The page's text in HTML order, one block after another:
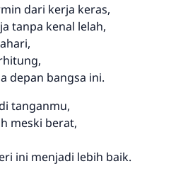
dari kerja keras,
tanpa kenal lelah,
depan bangsa ini.
tanganmu,
meski berat,
ini menjadi lebih baik.